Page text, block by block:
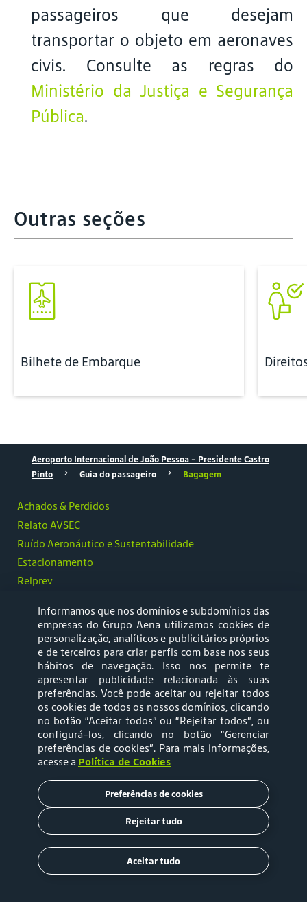
passageiros que desejam
transportar o objeto em aeronaves
civis. Consulte as regras do
Ministério da Justiça e Segurança
Pública.
Outras seções
Bilhete de Embarque
Aeroporto Internacional de João Pessoa - Presidente Castro
Pinto
Guia do passageiro Bagagem
Ouvidoria
Achados & Perdidos
Relato AVSEC
Ruído Aeronáutico e Sustentabilidade
Estacionamento
Relprev
Portal do Titular de Dados Pessoais
Central de Atendimento
Trabalhe Conosco
Imprensa
siga-nos
Política de
Informamos que nos domínios e subdomínios das
empresas do Grupo Aena utilizamos cookies de
personalização, analíticos e publicitários próprios
e de terceiros para criar perfis com base nos seus
hábitos de navegação. Isso nos permite te
apresentar publicidade relacionada às suas
preferências. Você pode aceitar ou rejeitar todos
os cookies de todos os nossos domínios, clicando
no botão “Aceitar todos” ou “Rejeitar todos”, ou
configurá-los, clicando no botão “Gerenciar
preferências de cookies”. Para mais informações,
acesse a Política de Cookies
Preferências de cookies
Rejeitar tudo
Aceitar tudo